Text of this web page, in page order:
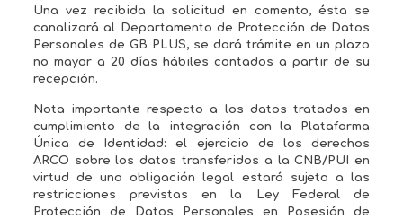
Una vez recibida la solicitud en comento, ésta se
canalizará al Departamento de Protección de Datos
Personales de GB PLUS, se dará trámite en un plazo
no mayor a 20 días hábiles contados a partir de su
recepción.
Nota importante respecto a los datos tratados en
cumplimiento de la integración con la Plataforma
Única de Identidad: el ejercicio de los derechos
ARCO sobre los datos transferidos a la CNB/PUI en
virtud de una obligación legal estará sujeto a las
restricciones previstas en la Ley Federal de
Protección de Datos Personales en Posesión de